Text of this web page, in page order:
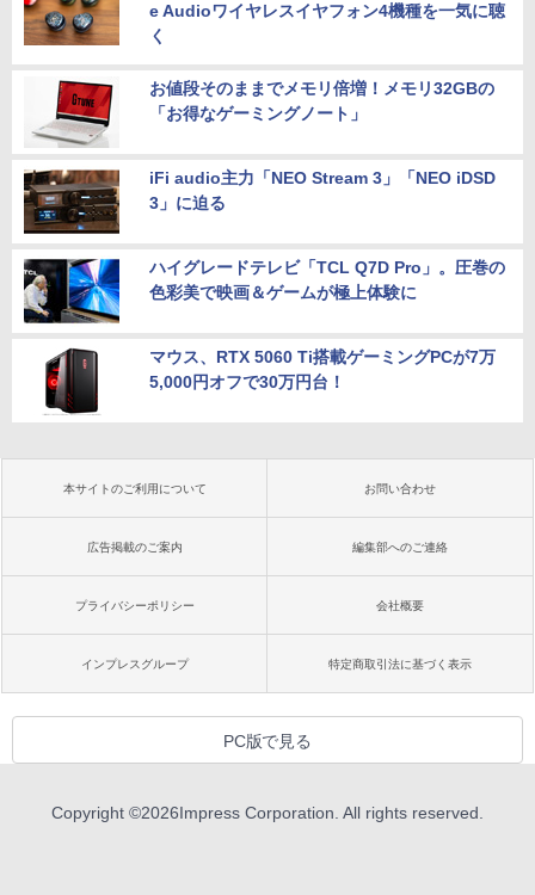
e Audioワイヤレスイヤフォン4機種を一気に聴
く
お値段そのままでメモリ倍増！メモリ32GBの
「お得なゲーミングノート」
iFi audio主力「NEO Stream 3」「NEO iDSD
3」に迫る
ハイグレードテレビ「TCL Q7D Pro」。圧巻の
色彩美で映画＆ゲームが極上体験に
マウス、RTX 5060 Ti搭載ゲーミングPCが7万
5,000円オフで30万円台！
本サイトのご利用について お問い合わせ
広告掲載のご案内 編集部へのご連絡
プライバシーポリシー 会社概要
インプレスグループ 特定商取引法に基づく表示
PC版で見る
Copyright ©2026Impress Corporation. All rights reserved.